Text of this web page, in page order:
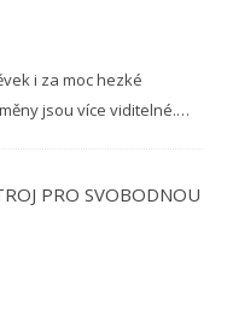
i za moc hezké
jsou více viditelné.…
PRO SVOBODNOU